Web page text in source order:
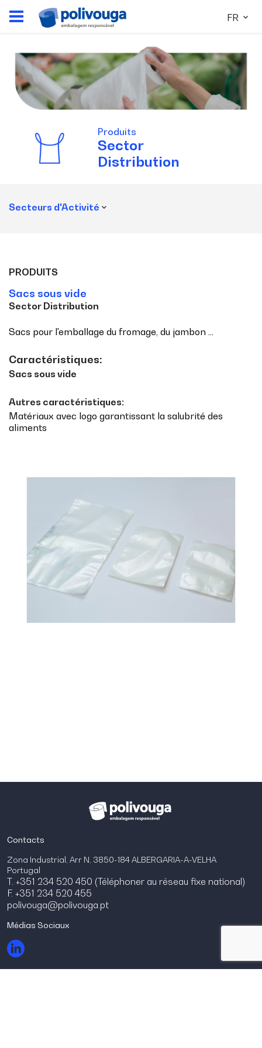
FR
Produits
Sector
Distribution
Secteurs d'Activité
PRODUITS
Sacs sous vide
Sector Distribution
Sacs pour l'emballage du fromage, du jambon ...
Caractéristiques:
Sacs sous vide
Autres caractéristiques:
Matériaux avec logo garantissant la salubrité des
aliments
Contacts
Zona Industrial, Arr N, 3850-184 ALBERGARIA-A-VELHA
Portugal
T. +351 234 520 450 (Téléphoner au réseau fixe national)
F. +351 234 520 455
polivouga@polivouga.pt
Médias Sociaux